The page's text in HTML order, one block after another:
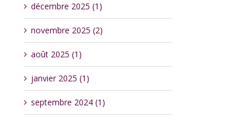
décembre 2025 (1)
novembre 2025 (2)
août 2025 (1)
janvier 2025 (1)
septembre 2024 (1)